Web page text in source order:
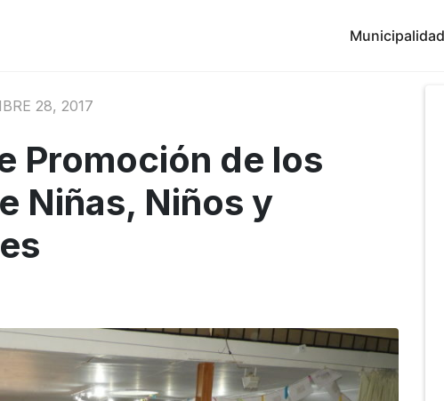
28, 2017
Promoción de los
Niñas, Niños y